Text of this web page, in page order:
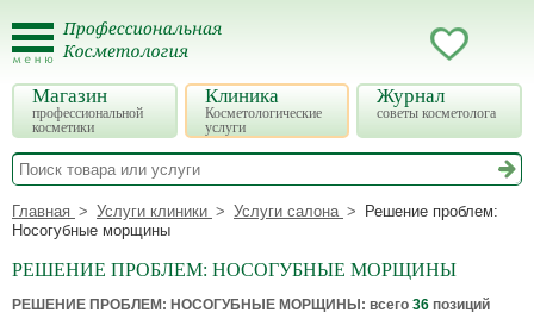
Магазин
профессиональной
косметики
Клиника
Косметологические
услуги
Журнал
советы косметолога
Главная Услуги клиники Услуги салона
Решение проблем:
Носогубные морщины
РЕШЕНИЕ ПРОБЛЕМ: НОСОГУБНЫЕ МОРЩИНЫ
РЕШЕНИЕ ПРОБЛЕМ: НОСОГУБНЫЕ МОРЩИНЫ : всего 36 позиций